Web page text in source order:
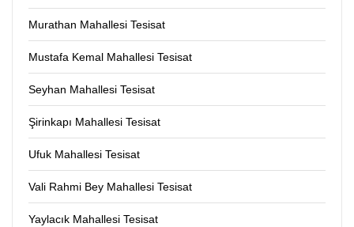
Murathan Mahallesi Tesisat
Mustafa Kemal Mahallesi Tesisat
Seyhan Mahallesi Tesisat
Şirinkapı Mahallesi Tesisat
Ufuk Mahallesi Tesisat
Vali Rahmi Bey Mahallesi Tesisat
Yaylacık Mahallesi Tesisat